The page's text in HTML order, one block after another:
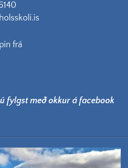
frá
fylgst með okkur á facebook